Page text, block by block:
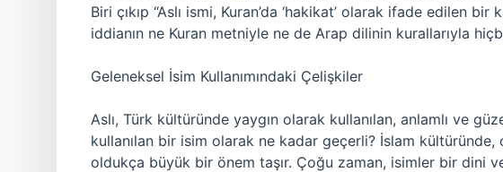
Biri çıkıp “Aslı ismi, Kuran’da ‘hakikat’ olarak ifade edilen
iddianın ne Kuran metniyle ne de Arap dilinin kurallarıyla
Geleneksel İsim Kullanımındaki Çelişkiler
Aslı, Türk kültüründe yaygın olarak kullanılan, anlamlı ve
kullanılan bir isim olarak ne kadar geçerli? İslam kültüründe,
oldukça büyük bir önem taşır. Çoğu zaman, isimler bir dini